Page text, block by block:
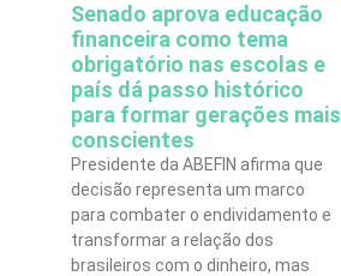
Senado aprova educação
financeira como tema
obrigatório nas escolas e
país dá passo histórico
para formar gerações mais
conscientes
Presidente da ABEFIN afirma que
decisão representa um marco
para combater o endividamento e
transformar a relação dos
brasileiros com o dinheiro, mas